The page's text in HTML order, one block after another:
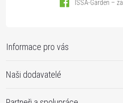
Informace pro vás
ISSA-Garden –
Naši dodavatelé